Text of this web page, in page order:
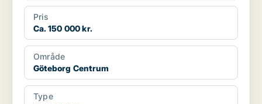
Pris
Ca. 150 000 kr.
Område
Göteborg Centrum
Type